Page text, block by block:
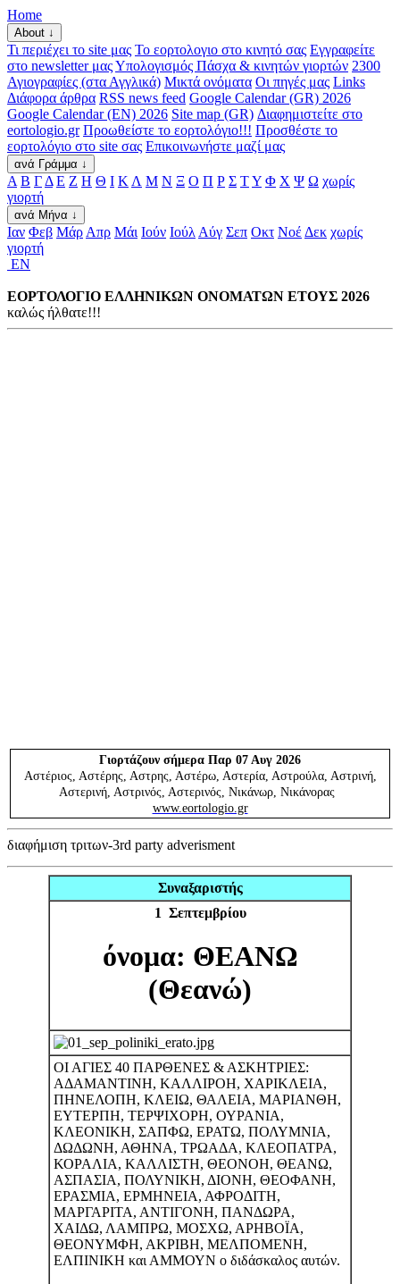
Home
About ↓
Τι περιέχει το site μας Το εορτολογιο στο κινητό σας Εγγραφείτε
στο newsletter μαςΥπολογισμός Πάσχα & κινητών γιορτών 2300
Αγιογραφίες (στα Αγγλικά) Μικτά ονόματα Οι πηγές μας Links
Διάφορα άρθρα RSS news feed Google Calendar (GR) 2026
Google Calendar (EN) 2026 Site map (GR) Διαφημιστείτε στο
eortologio.gr Προωθείστε το εορτολόγιο!!! Προσθέστε το
εορτολόγιο στο site σας Επικοινωνήστε μαζί μας
ανά Γράμμα ↓
Α Β Γ Δ Ε Ζ Η Θ Ι Κ Λ Μ Ν Ξ Ο Π Ρ Σ ΤΥ Φ Χ Ψ Ω χωρίς
γιορτή
ανά Μήνα ↓
Ιαν Φεβ Μάρ Απρ Μάι Ιούν Ιούλ Αύγ Σεπ Οκτ Νοέ Δεκ χωρίς
γιορτή
EN
ΕΟΡΤΟΛΟΓΙΟ ΕΛΛΗΝΙΚΩΝ ΟΝΟΜΑΤΩΝ ΕΤΟΥΣ 2026
καλώς ήλθατε!!!
Γιορτάζουν σήμερα Παρ 07 Αυγ 2026
Αστέριος, Αστέρης, Αστρης, Αστέρω, Αστερία, Αστρούλα, Αστρινή,
Αστερινή, Αστρινός, Αστερινός, Νικάνωρ, Νικάνορας
www.eortologio.gr
διαφήμιση τριτων-3rd party adverisment
Συναξαριστής
1 Σεπτεμβρίου
όνομα: ΘΕΑΝΩ
(Θεανώ)
ΟΙ ΑΓΙΕΣ 40 ΠΑΡΘΕΝΕΣ & ΑΣΚΗΤΡΙΕΣ:
ΑΔΑΜΑΝΤΙΝΗ, ΚΑΛΛΙΡΟΗ, ΧΑΡΙΚΛΕΙΑ,
ΠΗΝΕΛΟΠΗ, ΚΛΕΙΩ, ΘΑΛΕΙΑ, ΜΑΡΙΑΝΘΗ,
ΕΥΤΕΡΠΗ, ΤΕΡΨΙΧΟΡΗ, ΟΥΡΑΝΙΑ,
ΚΛΕΟΝΙΚΗ, ΣΑΠΦΩ, ΕΡΑΤΩ, ΠΟΛΥΜΝΙΑ,
ΔΩΔΩΝΗ, ΑΘΗΝΑ, ΤΡΩΑΔΑ, ΚΛΕΟΠΑΤΡΑ,
ΚΟΡΑΛΙΑ, ΚΑΛΛΙΣΤΗ, ΘΕΟΝΟΗ, ΘΕΑΝΩ,
ΑΣΠΑΣΙΑ, ΠΟΛΥΝΙΚΗ, ΔΙΟΝΗ, ΘΕΟΦΑΝΗ,
ΕΡΑΣΜΙΑ, ΕΡΜΗΝΕΙΑ, ΑΦΡΟΔΙΤΗ,
ΜΑΡΓΑΡΙΤΑ, ΑΝΤΙΓΟΝΗ, ΠΑΝΔΩΡΑ,
ΧΑΙΔΩ, ΛΑΜΠΡΩ, ΜΟΣΧΩ, ΑΡΗΒΟΪΑ,
ΘΕΟΝΥΜΦΗ, ΑΚΡΙΒΗ, ΜΕΛΠΟΜΕΝΗ,
ΕΛΠΙΝΙΚΗ και ΑΜΜΟΥΝ ο διδάσκαλος αυτών.